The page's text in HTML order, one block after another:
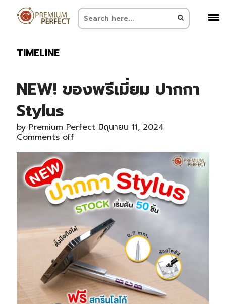
TIMELINE
NEW! ของพรีเมี่ยม ปากกา
Stylus
by Premium Perfect มิถุนายน 11, 2024
Comments off